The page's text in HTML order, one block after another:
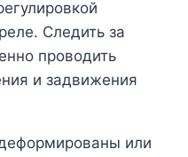
Следить за
проводить
и задвижения
или